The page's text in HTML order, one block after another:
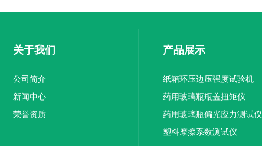
关于我们
公司简介
新闻中心
荣誉资质
产品展示
纸箱环压边压强度试验机
药用玻璃瓶瓶盖扭矩仪
药用玻璃瓶偏光应力测试仪
塑料摩擦系数测试仪